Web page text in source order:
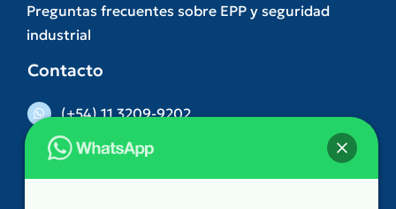
Preguntas frecuentes sobre EPP y seguridad
industrial
Contacto
(+54) 11 3209-9202
(011) 5263-3074
comercial@dilva.com.ar